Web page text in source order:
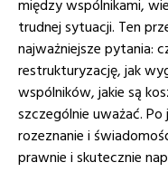
między wspólnikami,
trudnej sytuacji. Ten
najważniejsze pytania:
restrukturyzację, jak
wspólników, jakie są
szczególnie uważać.
rozeznanie i
prawnie i skutecznie